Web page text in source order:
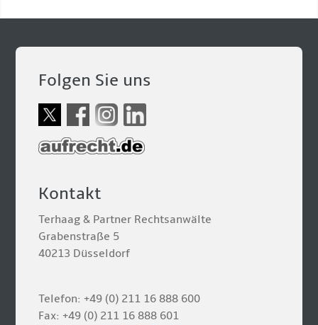
Folgen Sie uns
Kontakt
Terhaag & Partner Rechtsanwälte
Grabenstraße 5
40213 Düsseldorf
Telefon: +49 (0) 211 16 888 600
Fax: +49 (0) 211 16 888 601